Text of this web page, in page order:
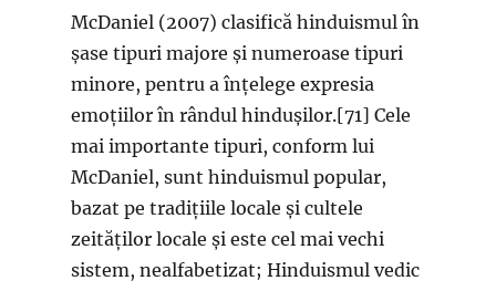
McDaniel (2007) clasifică hinduismul în
șase tipuri majore și numeroase tipuri
minore, pentru a înțelege expresia
emoțiilor în rândul hindușilor.[71] Cele
mai importante tipuri, conform lui
McDaniel, sunt hinduismul popular,
bazat pe tradițiile locale și cultele
zeităților locale și este cel mai vechi
sistem, nealfabetizat; Hinduismul vedic